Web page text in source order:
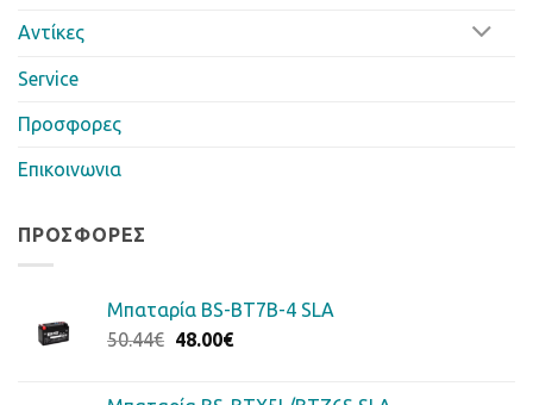
Αντίκες
Service
Προσφορες
Επικοινωνια
ΠΡΟΣΦΟΡΈΣ
Μπαταρία BS-BT7B-4 SLA
50.44€ Original
48.00€Η